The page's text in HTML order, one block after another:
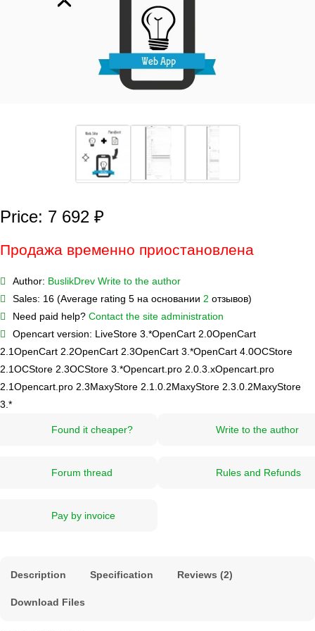
Price: 7 692 ₽
Продажа временно приостановлена
Author: BuslikDrev Write to the author
Sales: 16 (Average rating 5 на основании 2 отзывов)
Need paid help? Contact the site administration
Opencart version: LiveStore 3.*OpenCart 2.0OpenCart
2.1OpenCart 2.2OpenCart 2.3OpenCart 3.*OpenCart 4.0OCStore
2.1OCStore 2.3OCStore 3.*Opencart.pro 2.0.3.хOpencart.pro
2.1Opencart.pro 2.3MaxyStore 2.1.0.2MaxyStore 2.3.0.2MaxyStore
3.*
Found it cheaper? Write to the author
Forum thread Rules and Refunds
Pay by invoice
Description Specification Reviews (2)
Download Files